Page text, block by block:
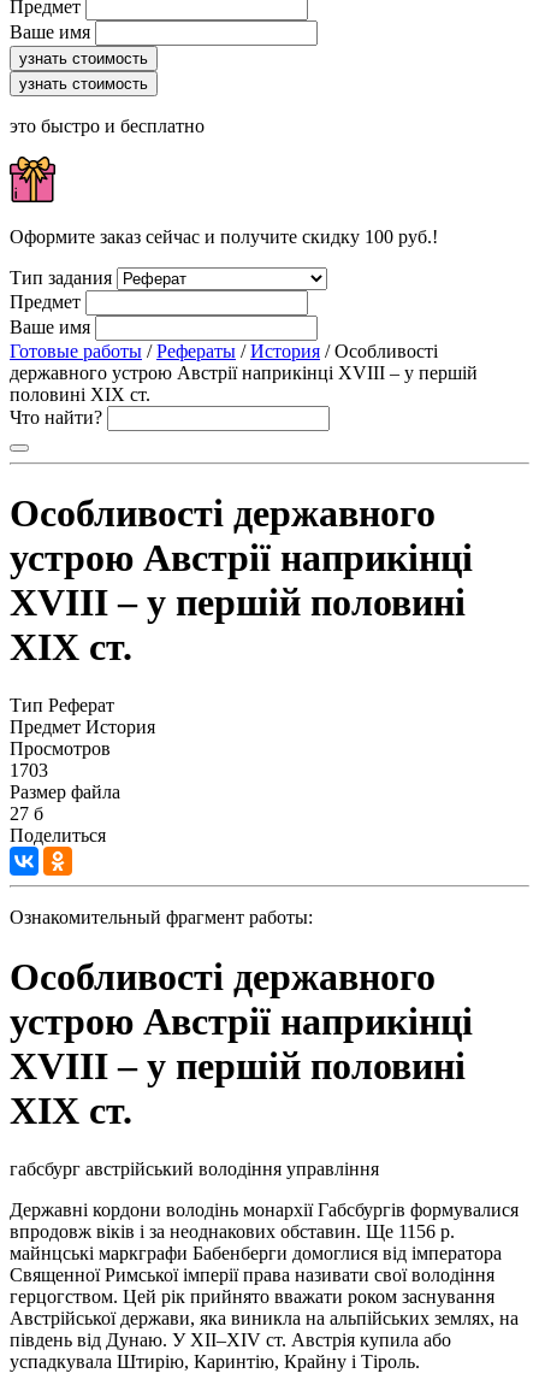
Предмет
Ваше имя
узнать стоимость
узнать стоимость
это быстро и бесплатно
Оформите заказ сейчас и получите скидку 100 руб.!
Тип задания
Предмет
Ваше имя
Готовые работы /Рефераты /История / Особливості
державного устрою Австрії наприкінці XVIII – у першій
половині XIX ст.
Что найти?
Особливості державного
устрою Австрії наприкінці
XVIII – у першій половині
XIX ст.
Тип Реферат
Предмет История
Просмотров
1703
Размер файла
27 б
Поделиться
Ознакомительный фрагмент работы:
Особливості державного
устрою Австрії наприкінці
XVIII – у першій половині
XIX ст.
габсбург австрійський володіння управління
Державні кордони володінь монархії Габсбургів формувалися
впродовж віків і за неоднакових обставин. Ще 1156 р.
майнцські маркграфи Бабенберги домоглися від імператора
Священної Римської імперії права називати свої володіння
герцогством. Цей рік прийнято вважати роком заснування
Австрійської держави, яка виникла на альпійських землях, на
південь від Дунаю. У ХІІ–ХІV ст. Австрія купила або
успадкувала Штирію, Каринтію, Крайну і Тіроль.